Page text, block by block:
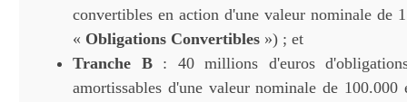
convertibles en action d'une valeur nominale de
« Obligations Convertibles ») ; et
Tranche B: 40 millions d'euros
amortissables d'une valeur nominale de 100.000